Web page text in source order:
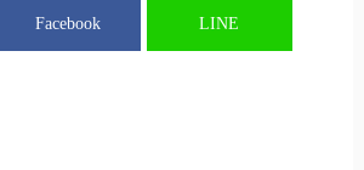
Facebook LINE